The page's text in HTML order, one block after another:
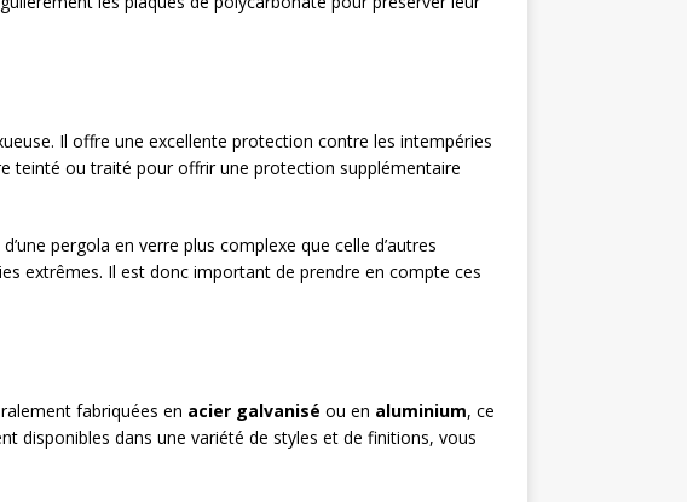
Il offre une excellente protection contre les intempéries
teinté ou traité pour offrir une protection supplémentaire
pergola en verre plus complexe que celle d’autres
extrêmes. Il est donc important de prendre en compte ces
fabriquées en acier galvanisé ou en aluminium, ce
disponibles dans une variété de styles et de finitions, vous